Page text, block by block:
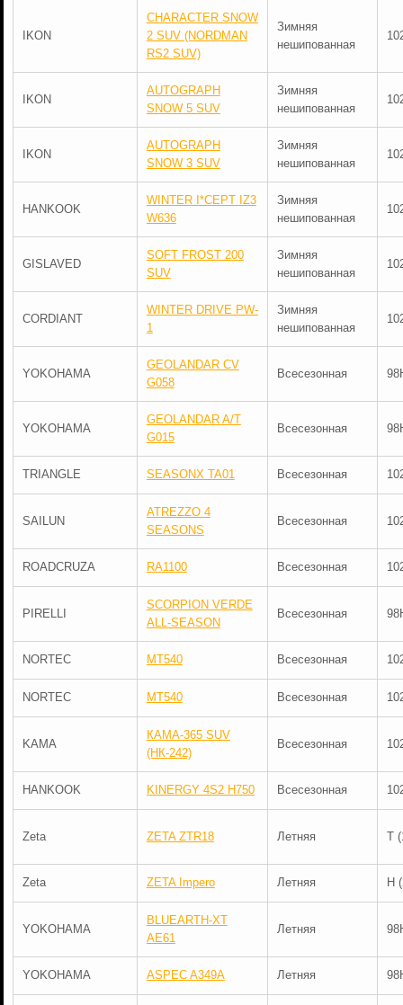
IKON
CHARACTER SNOW
2 SUV (NORDMAN
RS2 SUV)
Зимняя
нешипованная
IKON
AUTOGRAPH
SNOW 5 SUV
Зимняя
нешипованная
IKON
AUTOGRAPH
SNOW 3 SUV
Зимняя
нешипованная
HANKOOK
WINTER I*CEPT IZ3
W636
Зимняя
нешипованная
GISLAVED
SOFT FROST 200
SUV
Зимняя
нешипованная
CORDIANT
WINTER DRIVE PW-
1
Зимняя
нешипованная
YOKOHAMA
GEOLANDAR CV
G058
Всесезонная
YOKOHAMA
GEOLANDAR A/T
G015
Всесезонная
TRIANGLE SEASONX TA01 Всесезонная
SAILUN
ATREZZO 4
SEASONS
Всесезонная
ROADCRUZA RA1100 Всесезонная
PIRELLI
SCORPION VERDE
ALL-SEASON
Всесезонная
NORTEC MT540 Всесезонная
NORTEC MT540 Всесезонная
KAMA
КАМА-365 SUV
(НК-242)
Всесезонная
HANKOOK KINERGY 4S2 H750 Всесезонная
Zeta ZETA ZTR18 Летняя T
Zeta ZETA Impero Летняя H
YOKOHAMA
BLUEARTH-XT
AE61
Летняя
YOKOHAMA ASPEC A349A Летняя